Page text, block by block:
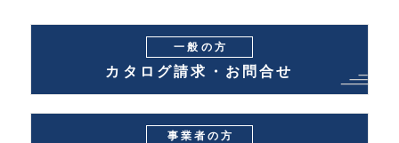
一般の方
カタログ請求・お問合せ
事業者の方